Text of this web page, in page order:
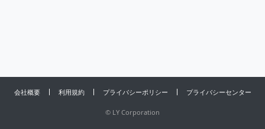
会社概要 利用規約 プライバシーポリシー プライバシーセンター
© LY Corporation